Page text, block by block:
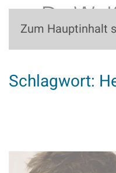
Zum Hauptinhalt
Schlagwort: